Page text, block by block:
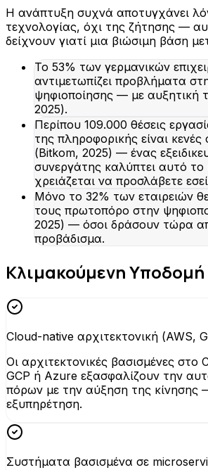
Η ανάπτυξη συχνά αποτυγχάνει
τεχνολογίας, όχι της ζήτησης —
δείχνουν γιατί μια βιώσιμη βάση
Το 53% των γερμανικών
αντιμετωπίζει προβλήματα
ψηφιοποίησης — με αυξητική
2025).
Περίπου 109.000 θέσεις
της πληροφορικής είναι κενές
(Bitkom, 2025) — ένας
συνεργάτης καλύπτει αυτό το
χρειάζεται να προσλάβετε
Μόνο το 32% των εταιρειών
τους πρωτοπόρο στην
2025) — όσοι δράσουν τώρα
προβάδισμα.
Κλιμακούμενη Υποδομή
Cloud-native αρχιτεκτονική (AWS,
Οι αρχιτεκτονικές βασισμένες στο
GCP ή Azure εξασφαλίζουν την
πόρων με την αύξηση της κίνησης
εξυπηρέτηση.
Συστήματα βασισμένα σε